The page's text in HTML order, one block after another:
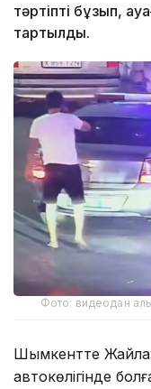
тәртіпті бұзып,
тартылды.
Фото: видеодан
Шымкентте
автокөлігінде